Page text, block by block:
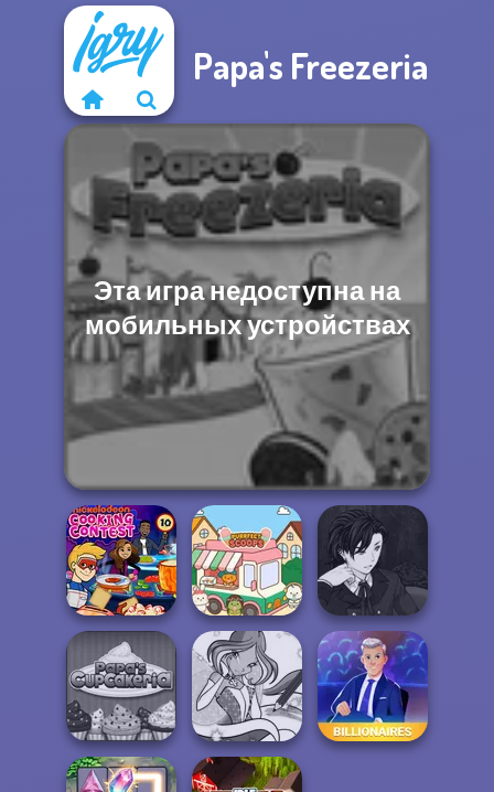
Papa's Freezeria
Эта игра недоступна на
мобильных устройствах
Nickelodeon
Cooking Contest
Purr-fect Scoops
Manga Creator
Vampire Hunter
P...